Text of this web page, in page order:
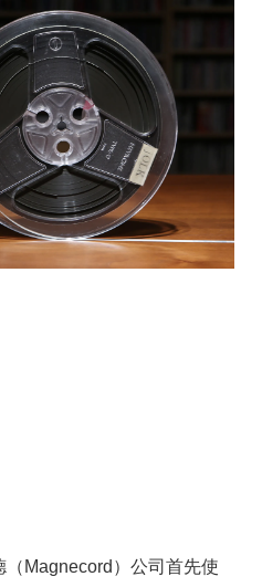
Magnecord）公司首先使